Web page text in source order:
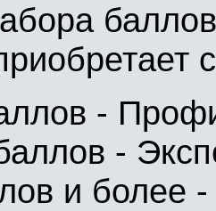
-
-
и более